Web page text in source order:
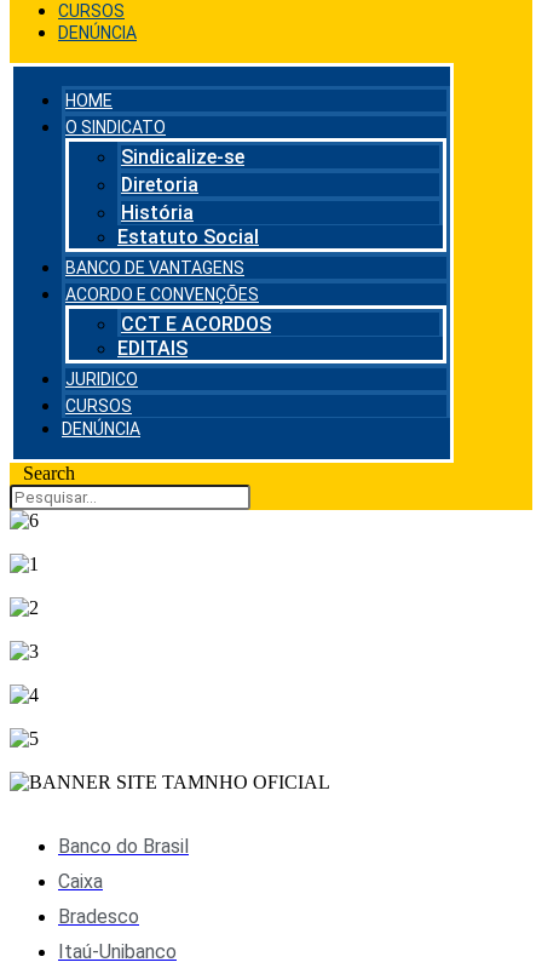
CURSOS
DENÚNCIA
HOME
O SINDICATO
Sindicalize-se
Diretoria
História
Estatuto Social
BANCO DE VANTAGENS
ACORDO E CONVENÇÕES
CCT E ACORDOS
EDITAIS
JURIDICO
CURSOS
DENÚNCIA
Search
Banco do Brasil
Caixa
Bradesco
Itaú-Unibanco